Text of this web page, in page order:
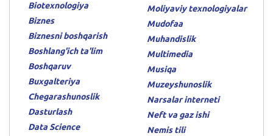
Biotexnologiya
Biznes
Biznesni boshqarish
Boshlang'ich ta'lim
Boshqaruv
Buxgalteriya
Chegarashunoslik
Dasturlash
Data Science
Moliyaviy texnologiyalar
Mudofaa
Muhandislik
Multimedia
Musiqa
Muzeyshunoslik
Narsalar interneti
Neft va gaz ishi
Nemis tili